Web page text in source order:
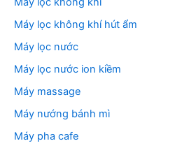
Máy lọc không khí hút ẩm
Máy lọc nước
Máy lọc nước ion kiềm
Máy massage
Máy nướng bánh mì
Máy pha cafe